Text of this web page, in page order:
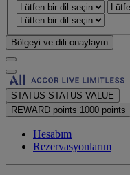
Bölgeyi ve dili onaylayın
STATUS STATUS VALUE
REWARD points 1000 points
Hesabım
Rezervasyonlarım